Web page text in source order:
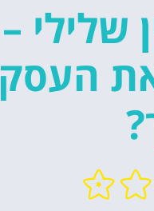
שלילי –
העסק